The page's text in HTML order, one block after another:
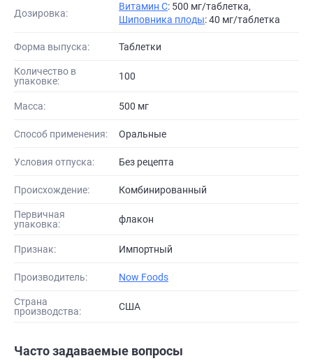
Дозировка:
Витамин С: 500 мг/таблетка,
Шиповника плоды: 40 мг/таблетка
Форма выпуска: Таблетки
Количество в
упаковке:
100
Масса: 500 мг
Способ применения: Оральные
Условия отпуска: Без рецепта
Происхождение: Комбинированный
Первичная
упаковка:
флакон
Признак: Импортный
Производитель: Now Foods
Страна
производства:
США
Часто задаваемые вопросы